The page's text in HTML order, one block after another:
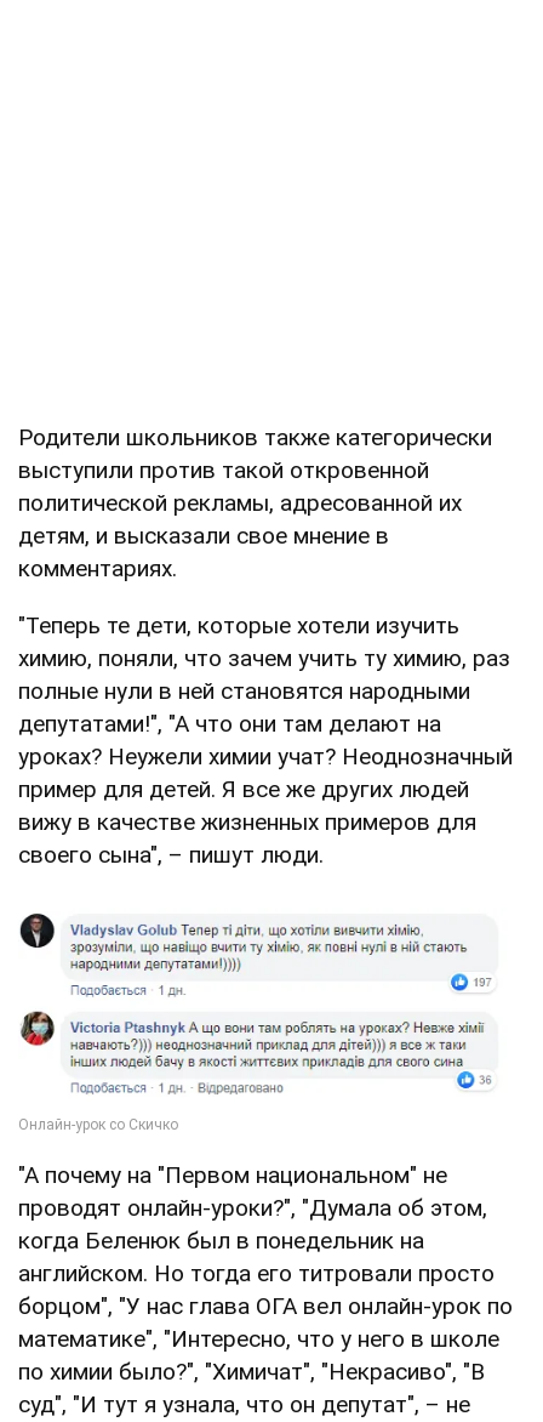
Родители школьников также категорически
выступили против такой откровенной
политической рекламы, адресованной их
детям, и высказали свое мнение в
комментариях.
"Теперь те дети, которые хотели изучить
химию, поняли, что зачем учить ту химию, раз
полные нули в ней становятся народными
депутатами!", "А что они там делают на
уроках? Неужели химии учат? Неоднозначный
пример для детей. Я все же других людей
вижу в качестве жизненных примеров для
своего сына", – пишут люди.
"А почему на "Первом национальном" не
проводят онлайн-уроки?", "Думала об этом,
когда Беленюк был в понедельник на
английском. Но тогда его титровали просто
борцом", "У нас глава ОГА вел онлайн-урок по
математике", "Интересно, что у него в школе
по химии было?", "Химичат", "Некрасиво", "В
суд", "И тут я узнала, что он депутат", – не